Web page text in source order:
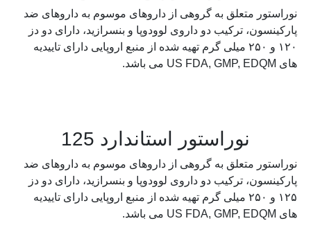
نوراستور متعلق به گروهی از داروهای موسوم به داروهای ضد
پارکینسون، ترکیب دو داروی لوودوپا و بنسرازید، دارای دو دز
۱۲۰ و ۲۵۰ میلی گرم تهیه شده از منبع اروپایی دارای تاییدیه
های US FDA, GMP, EDQM می باشد.
نوراستور استاندارد 125
نوراستور متعلق به گروهی از داروهای موسوم به داروهای ضد
پارکینسون، ترکیب دو داروی لوودوپا و بنسرازید، دارای دو دز
۱۲۵ و ۲۵۰ میلی گرم تهیه شده از منبع اروپایی دارای تاییدیه
های US FDA, GMP, EDQM می باشد.